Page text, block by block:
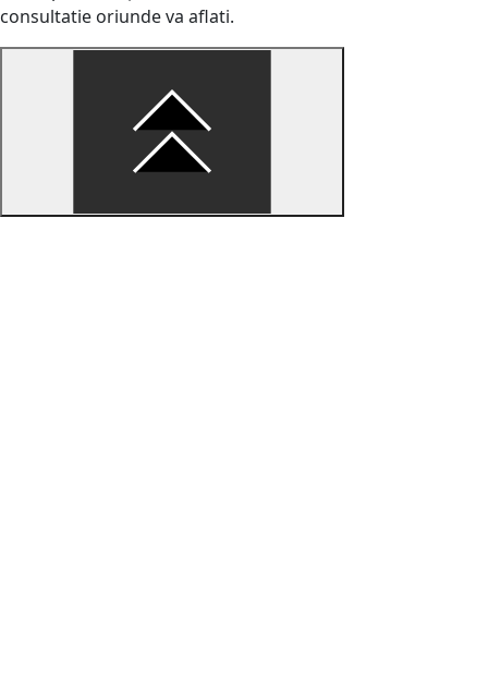
consultatie oriunde va aflati.